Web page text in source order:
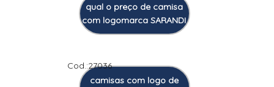
qual o preço de camisa
com logomarca SARANDI
Cod.:27036
camisas com logo de